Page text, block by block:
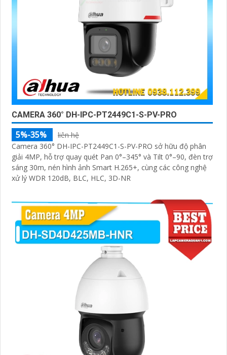
CAMERA 360° DH-IPC-PT2449C1-S-PV-PRO
5%-35%
liên hệ
Camera 360° DH-IPC-PT2449C1-S-PV-PRO sở hữu độ phân
giải 4MP, hỗ trợ quay quét Pan 0°–345° và Tilt 0°–90, đèn trợ
sáng 30m, nén hình ảnh Smart H.265+, cùng các công nghệ
xử lý WDR 120dB, BLC, HLC, 3D-NR